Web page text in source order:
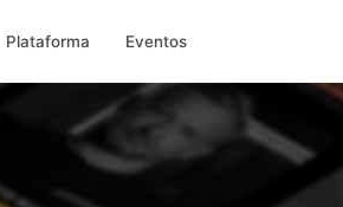
Plataforma Eventos